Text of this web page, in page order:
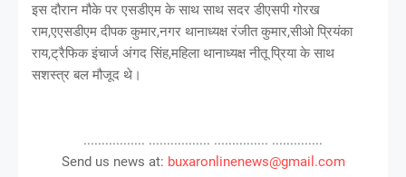
इस दौरान मौके पर एसडीएम के साथ साथ सदर डीएसपी गोरख
राम,एएसडीएम दीपक कुमार,नगर थानाध्यक्ष रंजीत कुमार,सीओ प्रियंका
राय,ट्रैफिक इंचार्ज अंगद सिंह,महिला थानाध्यक्ष नीतू प्रिया के साथ
सशस्त्र बल मौजूद थे।
................. ................. ............... ..............
Send us news at: buxaronlinenews@gmail.com